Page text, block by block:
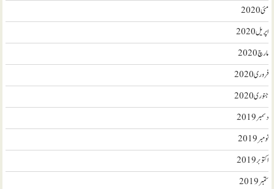
مئی 2020
اپریل 2020
مارچ 2020
فروری 2020
جنوری 2020
دسمبر 2019
نومبر 2019
اکتوبر 2019
ستمبر 2019